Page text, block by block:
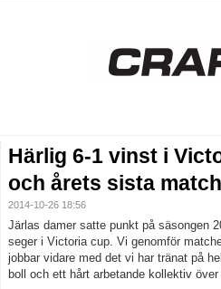
Info Järla IF Dam
Bildgalleri
Härlig 6-1 vinst i
och årets sista
2014-10-26 18:56
Järlas damer satte punkt på säsongen
seger i Victoria cup. Vi genomför
jobbar vidare med det vi har tränat på
boll och ett hårt arbetande kollektiv över